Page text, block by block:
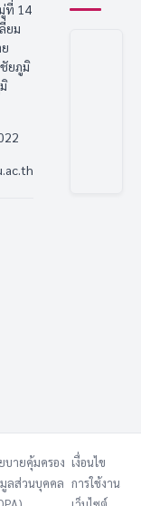
ที่ 14
ยม
ชัยภูมิ
บายคุ้มครอง
ลส่วนบุคคล
เงื่อนไข
การใช้งาน